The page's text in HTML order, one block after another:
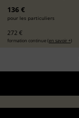
136 €
pour les particuliers
272 €
formation continue (en savoir +)